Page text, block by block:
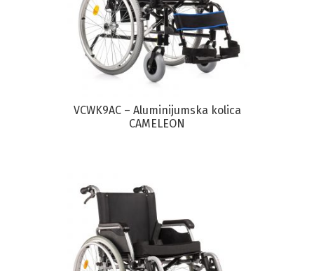
VCWK9AC – Aluminijumska kolica
CAMELEON